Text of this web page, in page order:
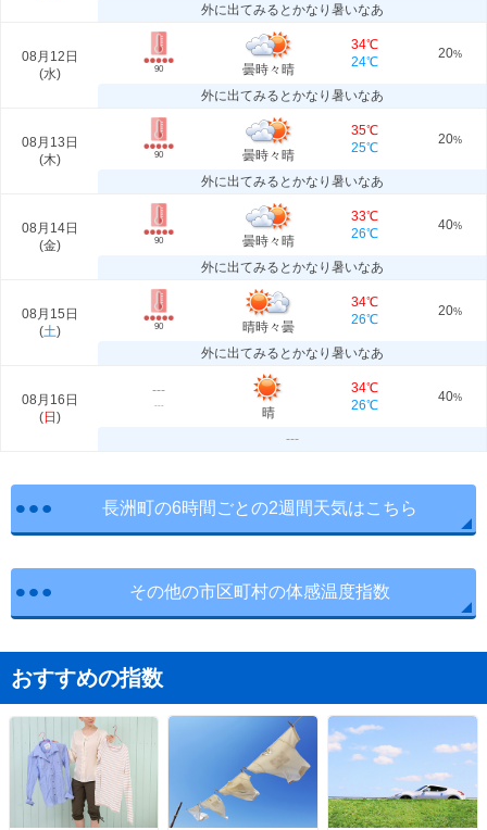
外に出てみるとかなり暑いなあ
08月12日
(水) 90 曇時々晴
34℃
24℃
20%
外に出てみるとかなり暑いなあ
08月13日
(木) 90 曇時々晴
35℃
25℃
20%
外に出てみるとかなり暑いなあ
08月14日
(金) 90 曇時々晴
33℃
26℃
40%
外に出てみるとかなり暑いなあ
08月15日
(土) 90 晴時々曇
34℃
26℃
20%
外に出てみるとかなり暑いなあ
08月16日
(日 )
---
---
晴
34℃
26℃
40%
---
長洲町の6時間ごとの2週間天気はこちら
その他の市区町村の体感温度指数
おすすめの指数